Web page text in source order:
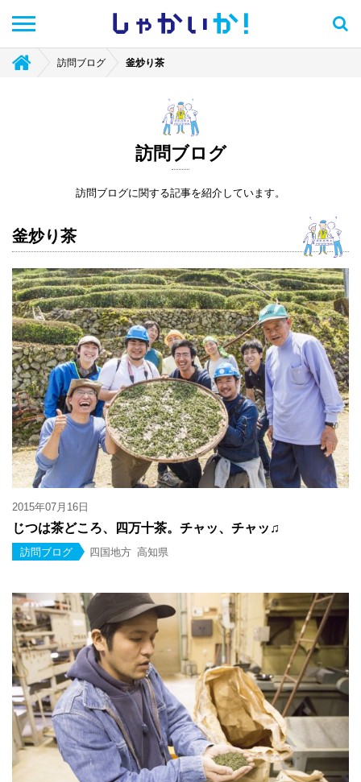
しゃかい か！
訪問ブログ 釜炒り茶
訪問ブログ
訪問ブログに関する記事を紹介しています。
釜炒り茶
2015年07月16日
じつは茶どころ、四万十茶。チャッ、チャッ♫
訪問ブログ 四国地方 高知県